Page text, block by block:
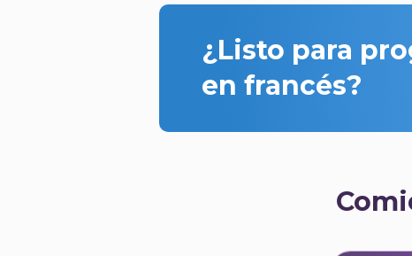
¿Listo para
en francés?